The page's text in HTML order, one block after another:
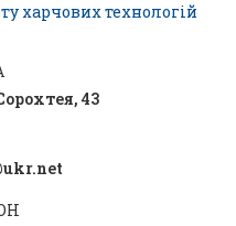
харчових технологій
43